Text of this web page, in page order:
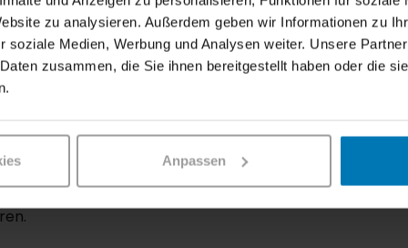
zu analysieren. Außerdem geben wir Informationen zu
soziale Medien, Werbung und Analysen weiter. Unsere
zusammen, die Sie ihnen bereitgestellt haben oder die
Anpassen
– Innsbruck
– Salzburg
eine der ausfallenden Zugverbindungen gebucht
der ÖBB.
oder Freitag mit der WESTbahn Richtung Innsbruck
Fahrtantritt noch einmal über den tagesaktuell gültigen